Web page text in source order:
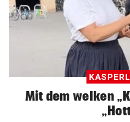
Mit dem welken